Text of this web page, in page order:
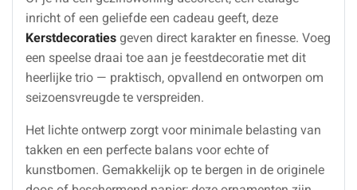
inricht of een geliefde een cadeau geeft, deze
Kerstdecoraties geven direct karakter en finesse. Voeg
een speelse draai toe aan je feestdecoratie met dit
heerlijke trio — praktisch, opvallend en ontworpen om
seizoensvreugde te verspreiden.
Het lichte ontwerp zorgt voor minimale belasting van
takken en een perfecte balans voor echte of
kunstbomen. Gemakkelijk op te bergen in de originele